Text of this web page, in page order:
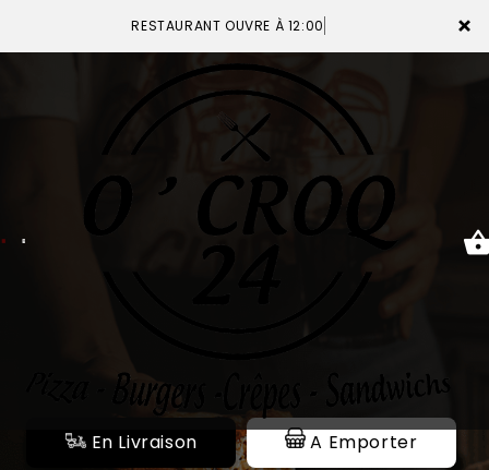
×
RESTAURANT OUVRE À 12:00
NOTRE RESTAURANT
VOS AVISEn Livraison A Emporter